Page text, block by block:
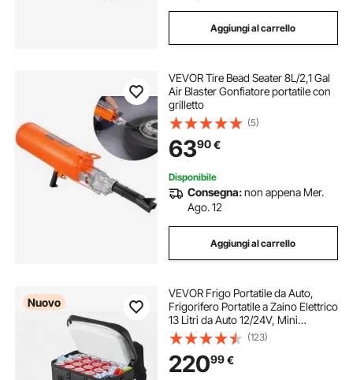
Aggiungi al carrello
VEVOR Tire Bead Seater 8L/2,1 Gal
Air Blaster Gonfiatore portatile con
grilletto
(5)
6390€
Disponibile
Consegna:non appena Mer.
Ago. 12
Aggiungi al carrello
Nuovo
VEVOR Frigo Portatile da Auto,
Frigorifero Portatile a Zaino Elettrico
13 Litri da Auto 12/24V, Mini
Frigorifero con Compressore per
Campeggio Viaggio Spiaggia Pesca
Picnic, Temperatura da -6°C a 10°C
(123)
22099€